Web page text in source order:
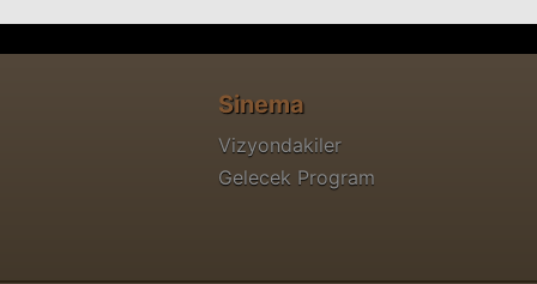
Sinema
Vizyondakiler
Gelecek Program